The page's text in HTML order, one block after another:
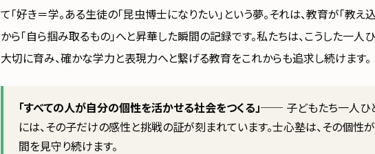
て「好き＝学。ある生徒の「昆虫博士になりたい」という夢。それは、教育が「教え
から「自ら掴み取るもの」へと昇華した瞬間の記録です。私たちは、こうした一人
大切に育み、確かな学力と表現力へと繋げる教育をこれからも追求し続けます。
「すべての人が自分の個性を活かせる社会をつくる」── 子どもたち一人ひ
には、その子だけの感性と挑戦の証が刻まれています。士心塾は、その個性
間を見守り続けます。